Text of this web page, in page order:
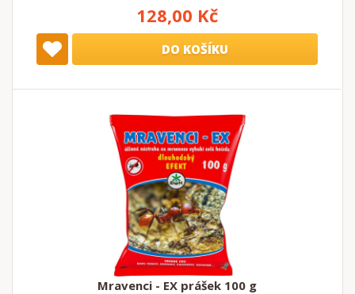
128,00 Kč
DO KOŠÍKU
Mravenci - EX prášek 100 g